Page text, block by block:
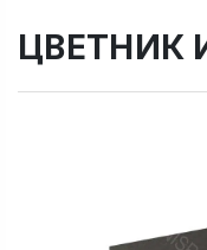
ЦВЕТНИК